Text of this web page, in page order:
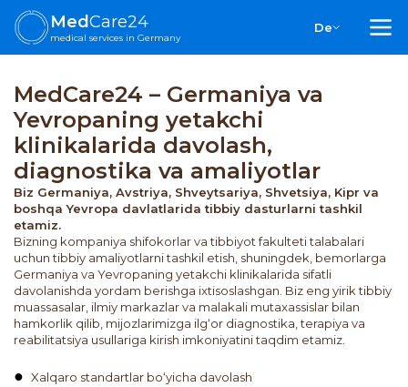
MedCare24
medical services in Germany
De
MedCare24 – Germaniya va
Yevropaning yetakchi
klinikalarida davolash,
diagnostika va amaliyotlar
Biz Germaniya, Avstriya, Shveytsariya, Shvetsiya, Kipr va
boshqa Yevropa davlatlarida tibbiy dasturlarni tashkil
etamiz.
Bizning kompaniya shifokorlar va tibbiyot fakulteti talabalari
uchun tibbiy amaliyotlarni tashkil etish, shuningdek, bemorlarga
Germaniya va Yevropaning yetakchi klinikalarida sifatli
davolanishda yordam berishga ixtisoslashgan. Biz eng yirik tibbiy
muassasalar, ilmiy markazlar va malakali mutaxassislar bilan
hamkorlik qilib, mijozlarimizga ilg‘or diagnostika, terapiya va
reabilitatsiya usullariga kirish imkoniyatini taqdim etamiz.
Xalqaro standartlar bo‘yicha davolash